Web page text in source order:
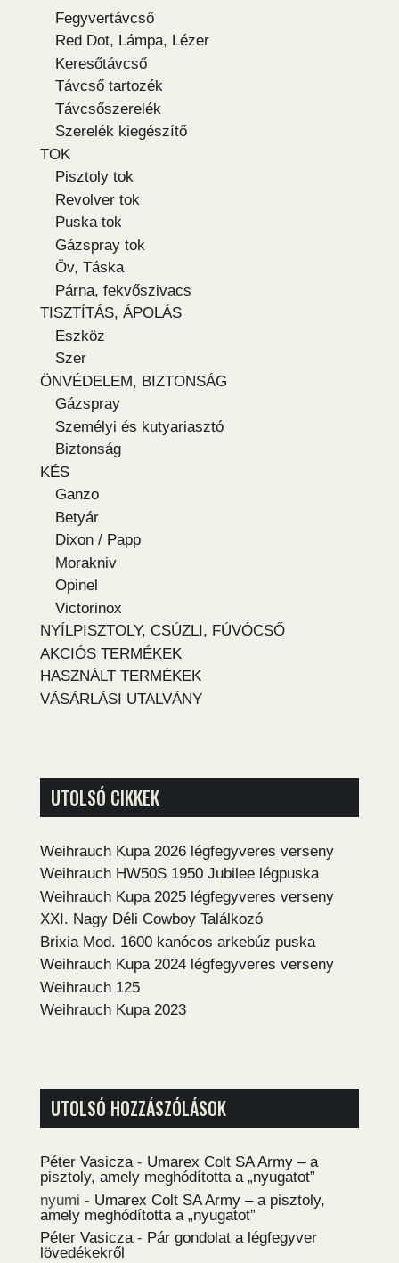
Fegyvertávcső
Red Dot, Lámpa, Lézer
Keresőtávcső
Távcső tartozék
Távcsőszerelék
Szerelék kiegészítő
TOK
Pisztoly tok
Revolver tok
Puska tok
Gázspray tok
Öv, Táska
Párna, fekvőszivacs
TISZTÍTÁS, ÁPOLÁS
Eszköz
Szer
ÖNVÉDELEM, BIZTONSÁG
Gázspray
Személyi és kutyariasztó
Biztonság
KÉS
Ganzo
Betyár
Dixon / Papp
Morakniv
Opinel
Victorinox
NYÍLPISZTOLY, CSÚZLI, FÚVÓCSŐ
AKCIÓS TERMÉKEK
HASZNÁLT TERMÉKEK
VÁSÁRLÁSI UTALVÁNY
UTOLSÓ CIKKEK
Weihrauch Kupa 2026 légfegyveres verseny
Weihrauch HW50S 1950 Jubilee légpuska
Weihrauch Kupa 2025 légfegyveres verseny
XXI. Nagy Déli Cowboy Találkozó
Brixia Mod. 1600 kanócos arkebúz puska
Weihrauch Kupa 2024 légfegyveres verseny
Weihrauch 125
Weihrauch Kupa 2023
UTOLSÓ HOZZÁSZÓLÁSOK
Péter Vasicza- Umarex Colt SA Army – a
pisztoly, amely meghódította a „nyugatot”
nyumi - Umarex Colt SA Army – a pisztoly,
amely meghódította a „nyugatot”
Péter Vasicza- Pár gondolat a légfegyver
lövedékekről